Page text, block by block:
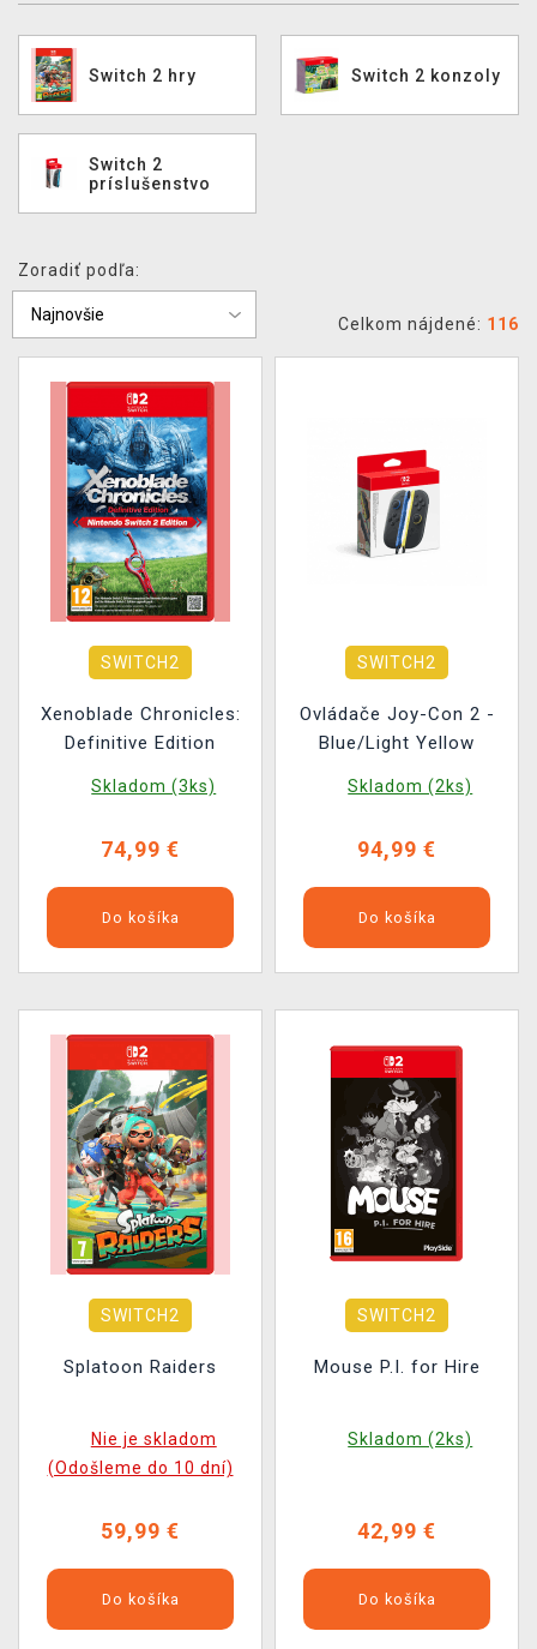
Switch 2 hry Switch 2 konzoly
Switch 2
príslušenstvo
Zoradiť podľa:
Celkom nájdené: 116
SWITCH2
Xenoblade Chronicles:
Definitive Edition
Skladom (3ks)
74,99 €
Do košíka
SWITCH2
Ovládače Joy-Con 2 -
Blue/Light Yellow
Skladom (2ks)
94,99 €
Do košíka
SWITCH2
Splatoon Raiders
Nie je skladom
(Odošleme do 10 dní)
59,99 €
Do košíka
SWITCH2
Mouse P.I. for Hire
Skladom (2ks)
42,99 €
Do košíka